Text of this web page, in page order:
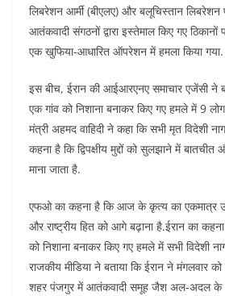
लिबरेशन आर्मी (बीएलए) और बलूचिस्तान
आतंकवादी संगठनों द्वारा इस्तेमाल किए गए ठिकानों
एक खुफिया-आधारित ऑपरेशन में हमला किया गया.
इस बीच, ईरान की आईआरएनए समाचार एजेंसी ने
एक गांव को निशाना बनाकर किए गए हमले में 9
मंत्री अहमद वाहिदी ने कहा कि सभी मृत विदेशी
कहना है कि द्विपक्षीय मुद्दों को सुलझाने में
माना जाता है.
एफओ का कहना है कि आज के कृत्य का एकमात्र
और राष्ट्रीय हित को आगे बढ़ाना है.ईरान का
को निशाना बनाकर किए गए हमले में सभी विदेशी
राजकीय मीडिया ने बताया कि ईरान ने मंगलवार को
शहर पंजगुर में आतंकवादी समूह जैश अल-अदल के